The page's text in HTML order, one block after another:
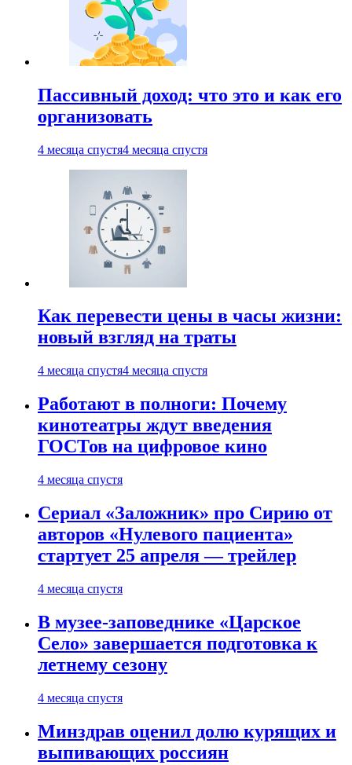
Пассивный доход: что это и как его
организовать
4 месяца спустя4 месяца спустя
Как перевести цены в часы жизни:
новый взгляд на траты
4 месяца спустя4 месяца спустя
Работают в полноги: Почему
кинотеатры ждут введения
ГОСТов на цифровое кино
4 месяца спустя
Сериал «Заложник» про Сирию от
авторов «Нулевого пациента»
стартует 25 апреля — трейлер
4 месяца спустя
В музее-заповеднике «Царское
Село» завершается подготовка к
летнему сезону
4 месяца спустя
Минздрав оценил долю курящих и
выпивающих россиян